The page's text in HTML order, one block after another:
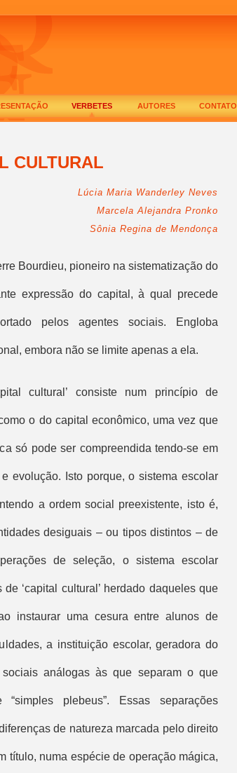
VERBETES AUTORES CONTATO
CULTURAL
Lúcia Maria Wanderley Neves
Marcela Alejandra Pronko
Sônia Regina de Mendonça
Bourdieu, pioneiro na sistematização do
expressão do capital, à qual precede
pelos agentes sociais. Engloba
embora não se limite apenas a ela.
cultural ’ consiste num princípio de
o do capital econômico, uma vez que
só pode ser compreendida tendo-se em
evolução. Isto porque, o sistema escolar
a ordem social preexistente, isto é,
desiguais – ou tipos distintos – de
de seleção, o sistema escolar
de ‘capital cultural ’ herdado daqueles que
instaurar uma cesura entre alunos de
a instituição escolar, geradora do
sociais análogas às que separam o que
“simples plebeus”. Essas separações
de natureza marcada pelo direito
título, numa espécie de operação mágica,